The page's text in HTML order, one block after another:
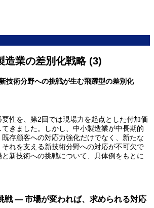
造業の差別化戦略 (3)
術分野への挑戦が生む飛躍型の差別化
性を、第2回では現場力を起点とした付加価
きました。しかし、中小製造業が中長期的
存顧客への対応力強化だけでなく、新たな
れを支える新技術分野への対応が不可欠で
新技術への挑戦について、具体例をもとに
戦 ― 市場が変われば、求められる対応